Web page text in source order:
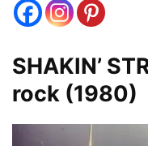
SHAKIN’
rock (1980)